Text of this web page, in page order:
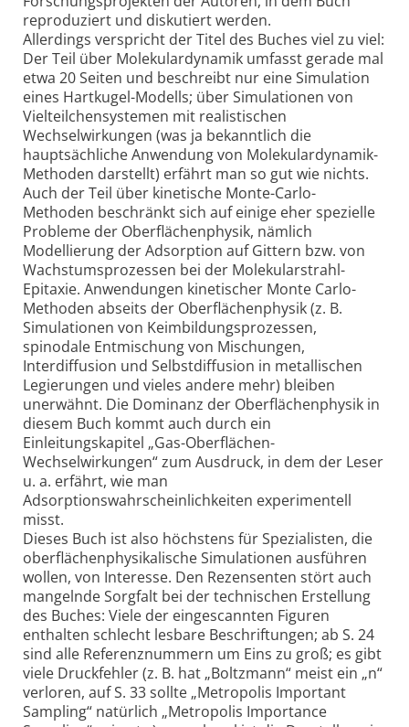
reproduziert und diskutiert werden.
Allerdings verspricht der Titel des Buches viel zu viel:
Der Teil über Molekulardynamik umfasst gerade mal
etwa 20 Seiten und beschreibt nur eine Simulation
eines Hartkugel-Modells; über Simulationen von
Vielteilchensystemen mit realistischen
Wechselwirkungen (was ja bekanntlich die
hauptsächliche Anwendung von Molekulardynamik-
Methoden darstellt) erfährt man so gut wie nichts.
Auch der Teil über kinetische Monte-Carlo-
Methoden beschränkt sich auf einige eher spezielle
Probleme der Oberflächenphysik, nämlich
Modellierung der Adsorption auf Gittern bzw. von
Wachstumsprozessen bei der Molekularstrahl-
Epitaxie. Anwendungen kinetischer Monte Carlo-
Methoden abseits der Oberflächenphysik (z. B.
Simulationen von Keimbildungsprozessen,
spinodale Entmischung von Mischungen,
Interdiffusion und Selbstdiffusion in metallischen
Legierungen und vieles andere mehr) bleiben
unerwähnt. Die Dominanz der Oberflächenphysik in
diesem Buch kommt auch durch ein
Einleitungskapitel „Gas-Oberflächen-
Wechselwirkungen“ zum Ausdruck, in dem der Leser
u. a. erfährt, wie man
Adsorptionswahrscheinlichkeiten experimentell
misst.
Dieses Buch ist also höchstens für Spezialisten, die
oberflächenphysikalische Simulationen ausführen
wollen, von Interesse. Den Rezensenten stört auch
mangelnde Sorgfalt bei der technischen Erstellung
des Buches: Viele der eingescannten Figuren
enthalten schlecht lesbare Beschriftungen; ab S. 24
sind alle Referenznummern um Eins zu groß; es gibt
viele Druckfehler (z. B. hat „Boltzmann“ meist ein „n“
verloren, auf S. 33 sollte „Metropolis Important
Sampling“ natürlich „Metropolis Importance